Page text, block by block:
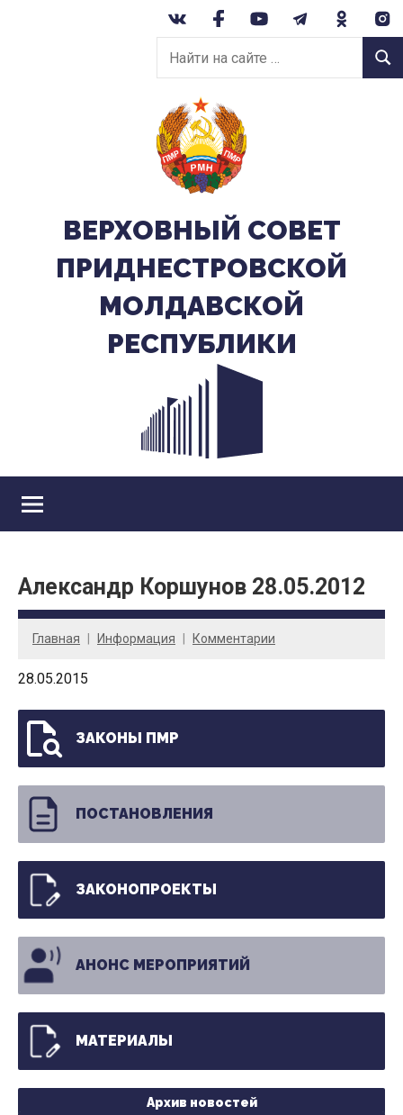
Найти
на
сайте:
ВЕРХОВНЫЙ CОВЕТ
ПРИДНЕСТРОВСКОЙ
МОЛДАВСКОЙ
РЕСПУБЛИКИ
Александр Коршунов 28.05.2012
Главная Информация Комментарии
28.05.2015
ЗАКОНЫ ПМР
ПОСТАНОВЛЕНИЯ
ЗАКОНОПРОЕКТЫ
АНОНС МЕРОПРИЯТИЙ
МАТЕРИАЛЫ
Архив новостей